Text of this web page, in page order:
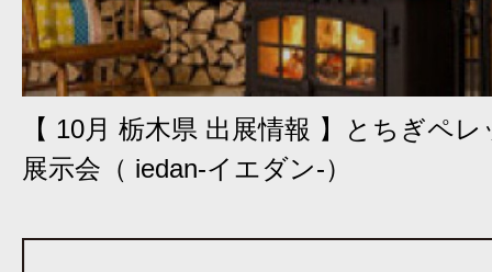
【 10月 栃木県 出展情報 】とちぎペ
展示会（ iedan-イエダン-）